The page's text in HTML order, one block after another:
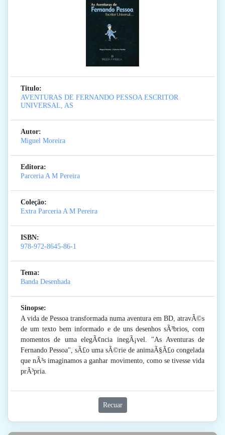
Titulo:
AVENTURAS DE FERNANDO PESSOA ESCRITOR
UNIVERSAL, AS
Autor:
Miguel Moreira
Editora:
Parceria A M Pereira
Coleção:
Extra Parceria A M Pereira
ISBN:
978-972-8645-86-1
Tema:
Banda Desenhada
Sinopse:
A vida de Pessoa transformada numa aventura em BD, atravÃ©s
de um texto bem informado e de uns desenhos sÃ³brios, com
momentos de uma elegÃ¢ncia inegÃ¡vel. "As Aventuras de
Fernando Pessoa", sÃ£o uma sÃ©rie de animaÃ§Ã£o congelada
que nÃ³s imaginamos a ganhar movimento, como se tivesse vida
prÃ³pria.
Recuar